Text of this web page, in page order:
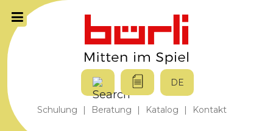
Schulung | Beratung | Katalog | Kontakt
DE